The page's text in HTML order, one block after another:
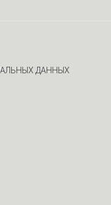
ДАННЫХ